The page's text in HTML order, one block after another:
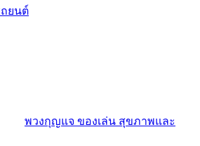
ยนต์
พวงกุญแจ ของเล่น สุขภาพและ